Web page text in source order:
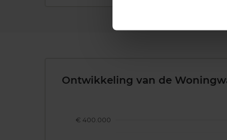
Ontwikkeling van de
€ 400.000